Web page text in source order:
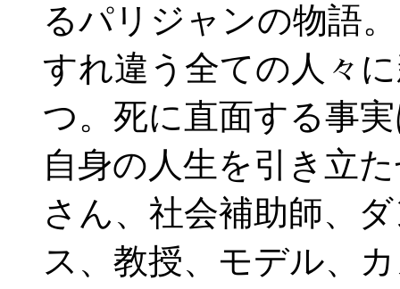
るパリジャンの物語
すれ違う全ての人々
つ。死に直面する事
自身の人生を引き立
さん、社会補助師、
ス、教授、モデル、